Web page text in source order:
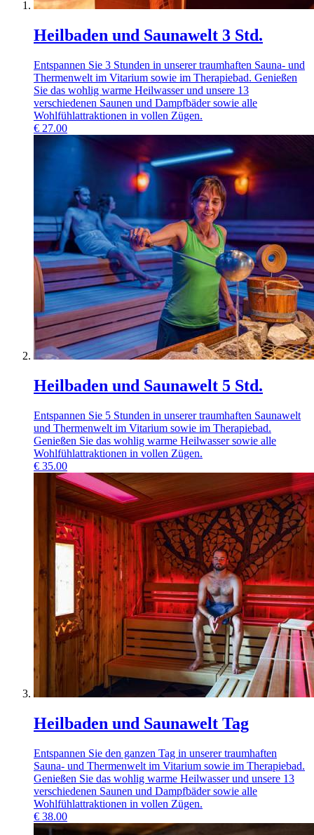
Heilbaden und Saunawelt 3 Std.
Entspannen Sie 3 Stunden in unserer traumhaften Sauna- und
Thermenwelt im Vitarium sowie im Therapiebad. Genießen
Sie das wohlig warme Heilwasser und unsere 13
verschiedenen Saunen und Dampfbäder sowie alle
Wohlfühlattraktionen in vollen Zügen.
€ 27.00
Heilbaden und Saunawelt 5 Std.
Entspannen Sie 5 Stunden in unserer traumhaften Saunawelt
und Thermenwelt im Vitarium sowie im Therapiebad.
Genießen Sie das wohlig warme Heilwasser sowie alle
Wohlfühlattraktionen in vollen Zügen.
€ 35.00
Heilbaden und Saunawelt Tag
Entspannen Sie den ganzen Tag in unserer traumhaften
Sauna- und Thermenwelt im Vitarium sowie im Therapiebad.
Genießen Sie das wohlig warme Heilwasser und unsere 13
verschiedenen Saunen und Dampfbäder sowie alle
Wohlfühlattraktionen in vollen Zügen.
€ 38.00